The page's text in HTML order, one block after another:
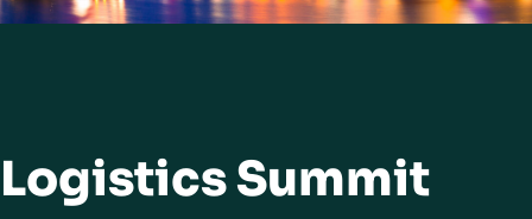
Logistics Summit